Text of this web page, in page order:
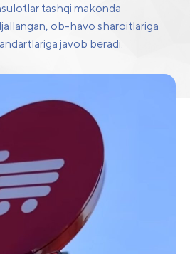
tashqi makonda
ob-havo sharoitlariga
javob beradi.